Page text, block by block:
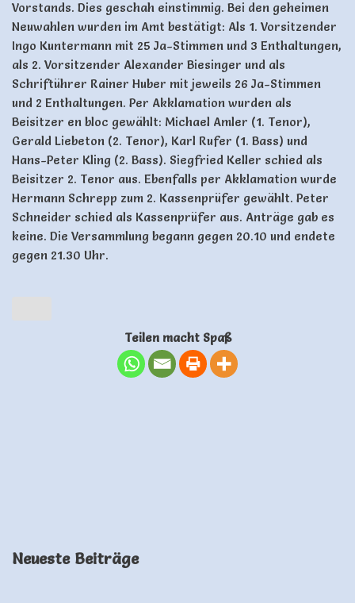
Vorstands. Dies geschah einstimmig. Bei den geheimen
Neuwahlen wurden im Amt bestätigt: Als 1. Vorsitzender
Ingo Kuntermann mit 25 Ja-Stimmen und 3 Enthaltungen,
als 2. Vorsitzender Alexander Biesinger und als
Schriftührer Rainer Huber mit jeweils 26 Ja-Stimmen
und 2 Enthaltungen. Per Akklamation wurden als
Beisitzer en bloc gewählt: Michael Amler (1. Tenor),
Gerald Liebeton (2. Tenor), Karl Rufer (1. Bass) und
Hans-Peter Kling (2. Bass). Siegfried Keller schied als
Beisitzer 2. Tenor aus. Ebenfalls per Akklamation wurde
Hermann Schrepp zum 2. Kassenprüfer gewählt. Peter
Schneider schied als Kassenprüfer aus. Anträge gab es
keine. Die Versammlung begann gegen 20.10 und endete
gegen 21.30 Uhr.
Teilen macht Spaß
Neueste Beiträge